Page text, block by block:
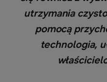
utrzymania
pomocą
technologia,